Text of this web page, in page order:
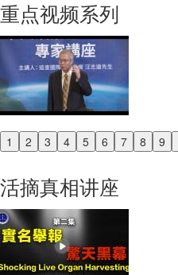
重点视频系列
1 2 3 4 5 6 7 8 9
Previous
活摘真相讲座